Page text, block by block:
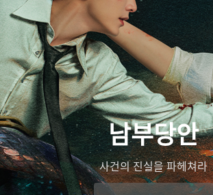
남부당안
사건의 진실을 파헤쳐라